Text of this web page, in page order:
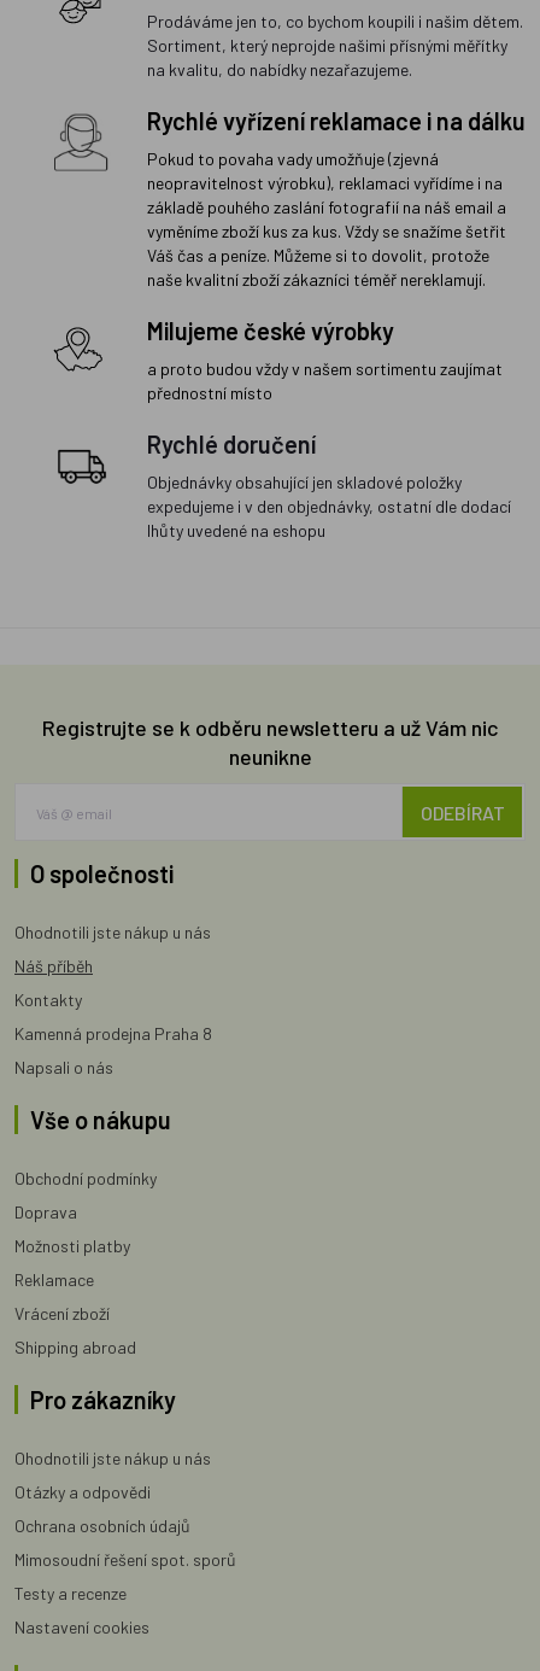
Prodáváme jen to, co bychom koupili i našim dětem.
Sortiment, který neprojde našimi přísnými měřítky
na kvalitu, do nabídky nezařazujeme.
Rychlé vyřízení reklamace i na dálku
Pokud to povaha vady umožňuje (zjevná
neopravitelnost výrobku), reklamaci vyřídíme i na
základě pouhého zaslání fotografií na náš email a
vyměníme zboží kus za kus. Vždy se snažíme šetřit
Váš čas a peníze. Můžeme si to dovolit, protože
naše kvalitní zboží zákazníci téměř nereklamují.
Milujeme české výrobky
a proto budou vždy v našem sortimentu zaujímat
přednostní místo
Rychlé doručení
Objednávky obsahující jen skladové položky
expedujeme i v den objednávky, ostatní dle dodací
lhůty uvedené na eshopu
Registrujte se k odběru newsletteru a už Vám nic
neunikne
ODEBÍRAT
O společnosti
Ohodnotili jste nákup u nás
Náš příběh
Kontakty
Kamenná prodejna Praha 8
Napsali o nás
Vše o nákupu
Obchodní podmínky
Doprava
Možnosti platby
Reklamace
Vrácení zboží
Shipping abroad
Pro zákazníky
Ohodnotili jste nákup u nás
Otázky a odpovědi
Ochrana osobních údajů
Mimosoudní řešení spot. sporů
Testy a recenze
Nastavení cookies